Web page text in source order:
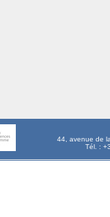
44, avenue de
Tél. :